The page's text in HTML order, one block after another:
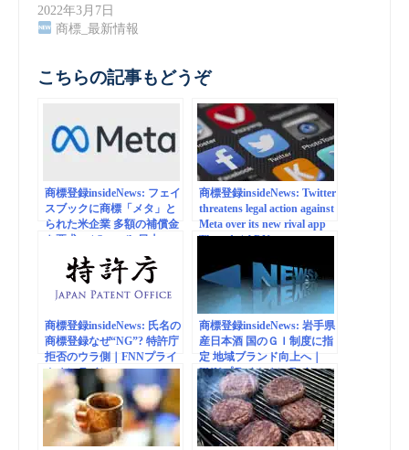
2022年3月7日
商標_最新情報
こちらの記事もどうぞ
商標登録insideNews: フェイ
スブックに商標「メタ」と
られた米企業 多額の補償金
を要求へ | Sputnik 日本
商標登録insideNews: Twitter
threatens legal action against
Meta over its new rival app
Threads | AP News
商標登録insideNews: 氏名の
商標登録なぜ“NG”? 特許庁
拒否のウラ側｜FNNプライ
ムオンライン
商標登録insideNews: 岩手県
産日本酒 国のＧＩ制度に指
定 地域ブランド向上へ｜
FNNプライムオンライン